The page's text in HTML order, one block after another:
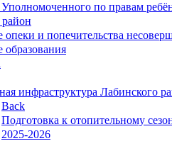
по правам
опеки и попечительства
образования
инфраструктура Лабинского
Back
Подготовка к отопительному
2025-2026